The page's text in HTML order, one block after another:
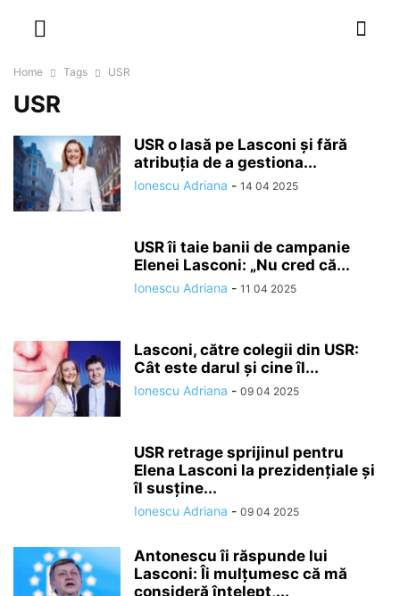
Home Tags USR
USR
USR o lasă pe Lasconi și fără
atribuția de a gestiona...
Ionescu Adriana - 14 04 2025
USR îi taie banii de campanie
Elenei Lasconi: „Nu cred că...
Ionescu Adriana - 11 04 2025
Lasconi, către colegii din USR:
Cât este darul şi cine îl...
Ionescu Adriana - 09 04 2025
USR retrage sprijinul pentru
Elena Lasconi la prezidenţiale şi
îl susţine...
Ionescu Adriana - 09 04 2025
Antonescu îi răspunde lui
Lasconi: Îi mulţumesc că mă
consideră înţelept,...